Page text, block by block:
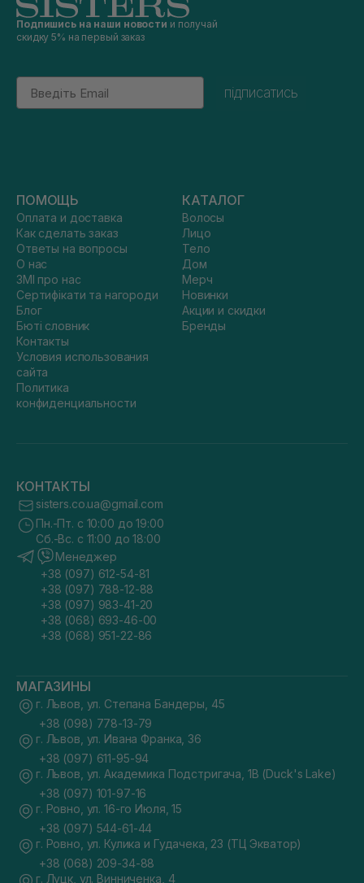
Подпишись на наши новости и получай
скидку 5% на первый заказ
Email
підписатись
ПОМОЩЬ
Оплата и доставка
Как сделать заказ
Ответы на вопросы
О нас
ЗМІ про нас
Сертифікати та нагороди
Блог
Бюті словник
Контакты
Условия использования
сайта
Политика
конфиденциальности
КАТАЛОГ
Волосы
Лицо
Тело
Дом
Мерч
Новинки
Акции и скидки
Бренды
КОНТАКТЫ
sisters.co.ua@gmail.com
Пн.-Пт. с 10:00 до 19:00
Сб.-Вс. с 11:00 до 18:00
Менеджер
+38 (097) 612-54-81
+38 (097) 788-12-88
+38 (097) 983-41-20
+38 (068) 693-46-00
+38 (068) 951-22-86
МАГАЗИНЫ
г. Львов, ул. Степана Бандеры, 45
+38 (098) 778-13-79
г. Львов, ул. Ивана Франка, 36
+38 (097) 611-95-94
г. Львов, ул. Академика Подстригача, 1В (Duck's Lake)
+38 (097) 101-97-16
г. Ровно, ул. 16-го Июля, 15
+38 (097) 544-61-44
г. Ровно, ул. Кулика и Гудачека, 23 (ТЦ Экватор)
+38 (068) 209-34-88
г. Луцк, ул. Винниченка, 4